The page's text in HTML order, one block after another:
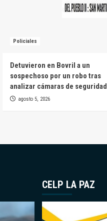
Policiales
Detuvieron en Bovril a un
sospechoso por un robo tras
analizar cámaras de seguridad
agosto 5, 2026
CELP LA PAZ